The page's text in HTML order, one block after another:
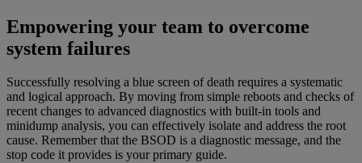
Empowering your team to overcome
system failures
Successfully resolving a blue screen of death requires a systematic
and logical approach. By moving from simple reboots and checks of
recent changes to advanced diagnostics with built-in tools and
minidump analysis, you can effectively isolate and address the root
cause. Remember that the BSOD is a diagnostic message, and the
stop code it provides is your primary guide.